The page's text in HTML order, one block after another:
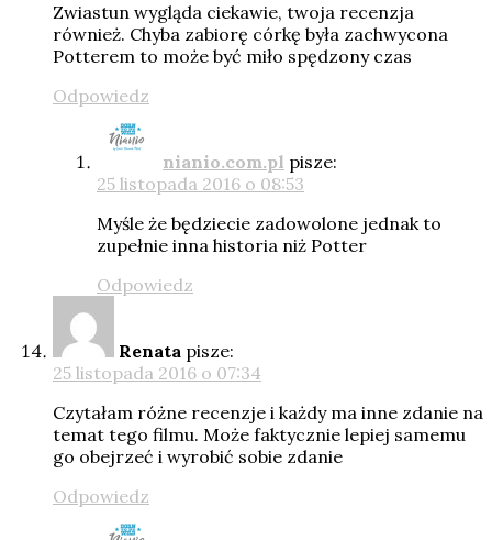
Zwiastun wygląda ciekawie, twoja recenzja
również. Chyba zabiorę córkę była zachwycona
Potterem to może być miło spędzony czas
Odpowiedz
nianio.com.pl pisze:
25 listopada 2016 o 08:53
Myśle że będziecie zadowolone jednak to
zupełnie inna historia niż Potter
Odpowiedz
Renata pisze:
25 listopada 2016 o 07:34
Czytałam różne recenzje i każdy ma inne zdanie na
temat tego filmu. Może faktycznie lepiej samemu
go obejrzeć i wyrobić sobie zdanie
Odpowiedz